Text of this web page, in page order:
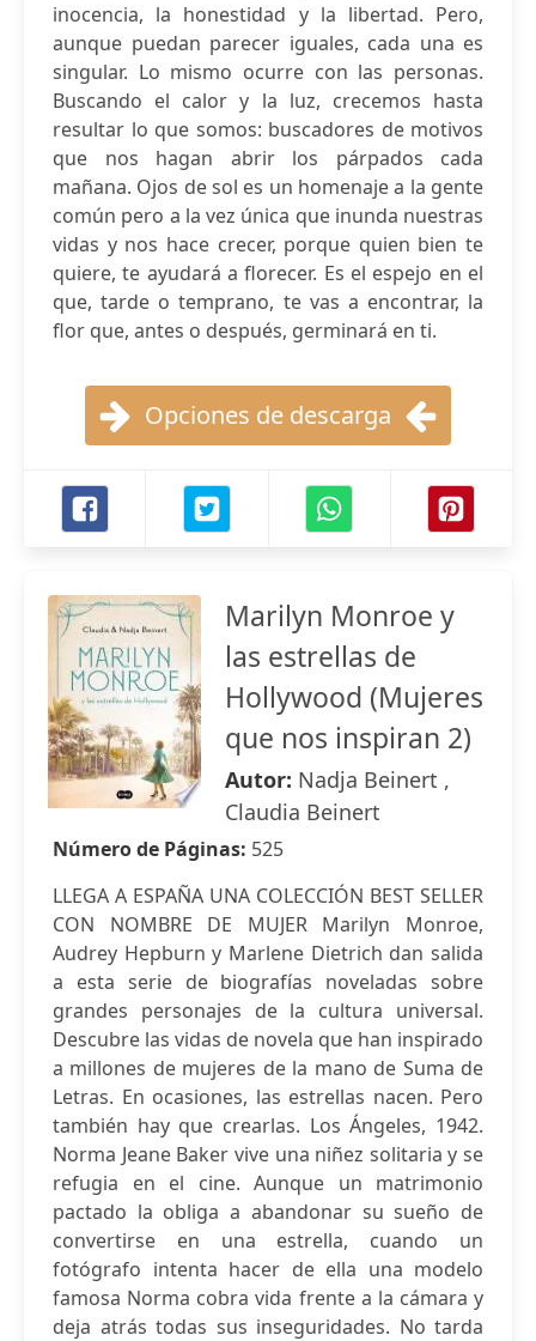
inocencia, la honestidad y la libertad. Pero,
aunque puedan parecer iguales, cada una es
singular. Lo mismo ocurre con las personas.
Buscando el calor y la luz, crecemos hasta
resultar lo que somos: buscadores de motivos
que nos hagan abrir los párpados cada
mañana. Ojos de sol es un homenaje a la gente
común pero a la vez única que inunda nuestras
vidas y nos hace crecer, porque quien bien te
quiere, te ayudará a florecer. Es el espejo en el
que, tarde o temprano, te vas a encontrar, la
flor que, antes o después, germinará en ti.
Opciones de descarga
Marilyn Monroe y
las estrellas de
Hollywood (Mujeres
que nos inspiran 2)
Autor: Nadja Beinert ,
Claudia Beinert
Número de Páginas: 525
LLEGA A ESPAÑA UNA COLECCIÓN BEST SELLER
CON NOMBRE DE MUJER Marilyn Monroe,
Audrey Hepburn y Marlene Dietrich dan salida
a esta serie de biografías noveladas sobre
grandes personajes de la cultura universal.
Descubre las vidas de novela que han inspirado
a millones de mujeres de la mano de Suma de
Letras. En ocasiones, las estrellas nacen. Pero
también hay que crearlas. Los Ángeles, 1942.
Norma Jeane Baker vive una niñez solitaria y se
refugia en el cine. Aunque un matrimonio
pactado la obliga a abandonar su sueño de
convertirse en una estrella, cuando un
fotógrafo intenta hacer de ella una modelo
famosa Norma cobra vida frente a la cámara y
deja atrás todas sus inseguridades. No tarda